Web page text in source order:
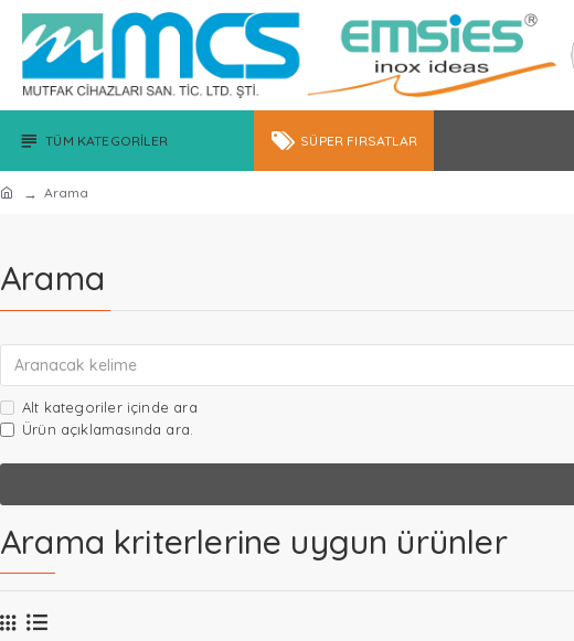
TÜM KATEGORILER SÜPER FIRSATLAR
Arama
Arama
Alt kategoriler içinde ara
Ürün açıklamasında ara.
Arama kriterlerine uygun ürünler